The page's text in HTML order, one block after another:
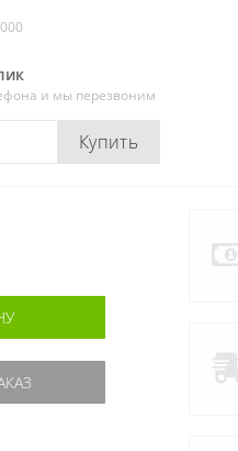
и мы перезвоним
Купить